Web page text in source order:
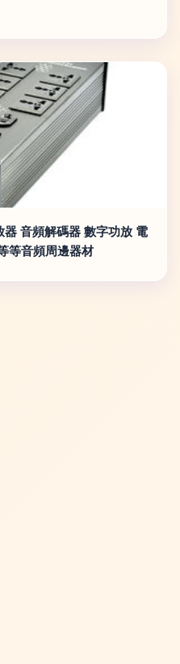
音頻解碼器 數字功放 電
等音頻周邊器材